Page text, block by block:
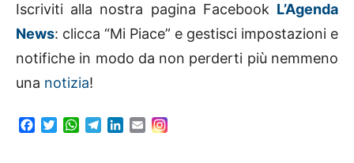
Iscriviti alla nostra pagina Facebook L’Agenda
News: clicca “Mi Piace” e gestisci impostazioni e
notifiche in modo da non perderti più nemmeno
una notizia!
W
E